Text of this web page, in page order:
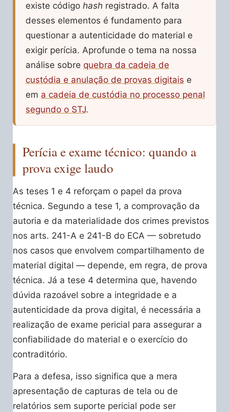
existe código hash registrado. A falta
desses elementos é fundamento para
questionar a autenticidade do material e
exigir perícia. Aprofunde o tema na nossa
análise sobre quebra da cadeia de
custódia e anulação de provas digitais e
em a cadeia de custódia no processo penal
segundo o STJ.
Perícia e exame técnico: quando a
prova exige laudo
As teses 1 e 4 reforçam o papel da prova
técnica. Segundo a tese 1, a comprovação da
autoria e da materialidade dos crimes previstos
nos arts. 241-A e 241-B do ECA — sobretudo
nos casos que envolvem compartilhamento de
material digital — depende, em regra, de prova
técnica. Já a tese 4 determina que, havendo
dúvida razoável sobre a integridade e a
autenticidade da prova digital, é necessária a
realização de exame pericial para assegurar a
confiabilidade do material e o exercício do
contraditório.
Para a defesa, isso significa que a mera
apresentação de capturas de tela ou de
relatórios sem suporte pericial pode ser